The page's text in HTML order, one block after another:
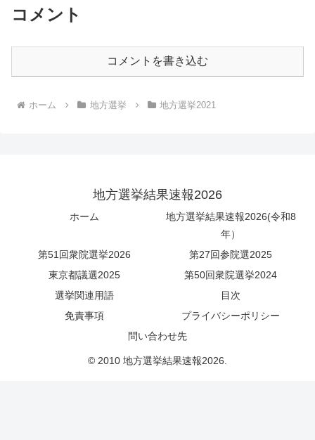
コメント
コメントを書き込む
ホーム 地方選挙 地方選挙2021
地方選挙結果速報2026
ホーム
地方選挙結果速報2026(令和8
年）
第51回衆院選挙2026
第27回参院選2025
東京都議選2025
第50回衆院選挙2024
選挙関連用語
目次
免責事項
プライバシーポリシー
問い合わせ先
© 2010 地方選挙結果速報2026.